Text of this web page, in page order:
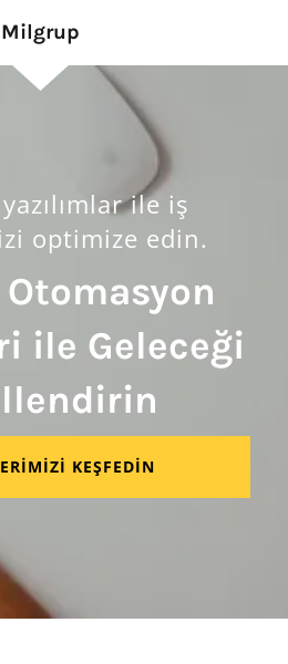
Milgrup
ile iş
optimize edin.
Otomasyon
ile Geleceği
KEŞFEDIN